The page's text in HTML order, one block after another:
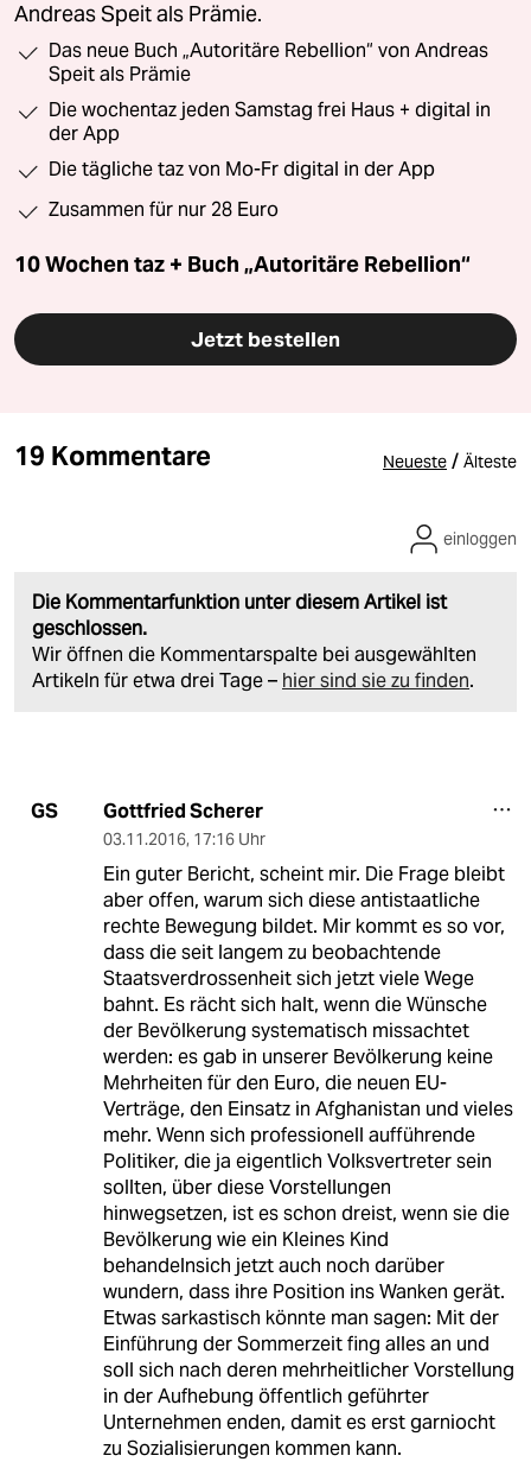
Andreas Speit als Prämie.
Das neue Buch „Autoritäre Rebellion“ von Andreas
Speit als Prämie
Die wochentaz jeden Samstag frei Haus + digital in
der App
Die tägliche taz von Mo-Fr digital in der App
Zusammen für nur 28 Euro
10 Wochen taz + Buch „Autoritäre Rebellion“
Jetzt bestellen
19 Kommentare Neueste / Älteste
Die Kommentarfunktion unter diesem Artikel ist
geschlossen.
Wir öffnen die Kommentarspalte bei ausgewählten
Artikeln für etwa drei Tage – hier sind sie zu finden.
einloggen
GS Gottfried Scherer
03.11.2016, 17:16 Uhr
Ein guter Bericht, scheint mir. Die Frage bleibt
aber offen, warum sich diese antistaatliche
rechte Bewegung bildet. Mir kommt es so vor,
dass die seit langem zu beobachtende
Staatsverdrossenheit sich jetzt viele Wege
bahnt. Es rächt sich halt, wenn die Wünsche
der Bevölkerung systematisch missachtet
werden: es gab in unserer Bevölkerung keine
Mehrheiten für den Euro, die neuen EU-
Verträge, den Einsatz in Afghanistan und vieles
mehr. Wenn sich professionell aufführende
Politiker, die ja eigentlich Volksvertreter sein
sollten, über diese Vorstellungen
hinwegsetzen, ist es schon dreist, wenn sie die
Bevölkerung wie ein Kleines Kind
behandelnsich jetzt auch noch darüber
wundern, dass ihre Position ins Wanken gerät.
Etwas sarkastisch könnte man sagen: Mit der
Einführung der Sommerzeit fing alles an und
soll sich nach deren mehrheitlicher Vorstellung
in der Aufhebung öffentlich geführter
Unternehmen enden, damit es erst garniocht
zu Sozialisierungen kommen kann.